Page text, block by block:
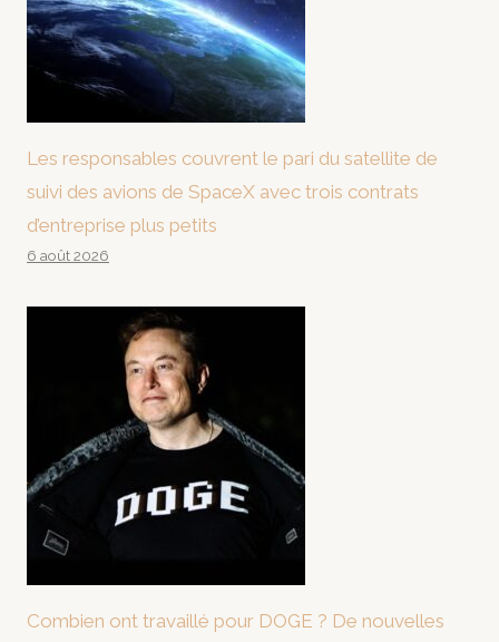
Les responsables couvrent le pari du satellite de
suivi des avions de SpaceX avec trois contrats
d’entreprise plus petits
6 août 2026
Combien ont travaillé pour DOGE ? De nouvelles